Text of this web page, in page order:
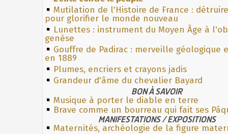
Mutilation de l'Histoire de France :
pour glorifier le monde nouveau
Lunettes : instrument du Moyen Âge à
genèse
Gouffre de Padirac : merveille géologique
en 1889
Plumes, encriers et crayons jadis
Grandeur d'âme du chevalier Bayard
BON À SAVOIR
Musique à porter le diable en terre
Brave comme un bourreau qui fait ses
MANIFESTATIONS / EXPOSITIONS
Maternités, archéologie de la figure